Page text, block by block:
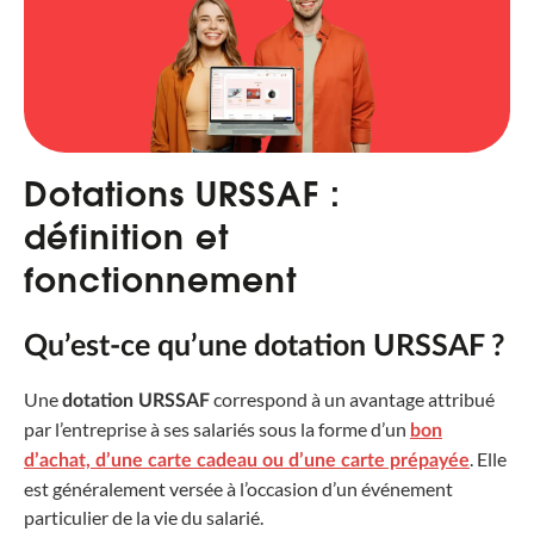
Dotations URSSAF :
définition et
fonctionnement
Qu’est-ce qu’une dotation URSSAF ?
Unedotation URSSAFcorrespond à un avantage attribué
par l’entreprise à ses salariés sous la forme d’un bon
d’achat, d’une carte cadeau ou d’une carte prépayée. Elle
est généralement versée à l’occasion d’un événement
particulier de la vie du salarié.